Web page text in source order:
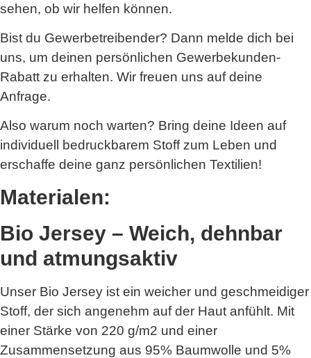
sehen, ob wir helfen können.
Bist du Gewerbetreibender? Dann melde dich bei
uns, um deinen persönlichen Gewerbekunden-
Rabatt zu erhalten. Wir freuen uns auf deine
Anfrage.
Also warum noch warten? Bring deine Ideen auf
individuell bedruckbarem Stoff zum Leben und
erschaffe deine ganz persönlichen Textilien!
Materialen:
Bio Jersey – Weich, dehnbar
und atmungsaktiv
Unser Bio Jersey ist ein weicher und geschmeidiger
Stoff, der sich angenehm auf der Haut anfühlt. Mit
einer Stärke von 220 g/m2 und einer
Zusammensetzung aus 95% Baumwolle und 5%